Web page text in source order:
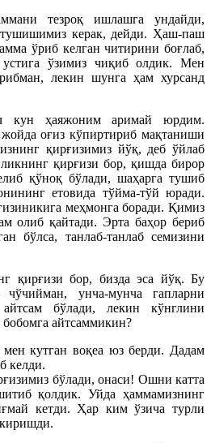
тезроқ ишлашга ундайди,
тушишимиз керак, дейди. Ҳаш-паш
ўриб келган читирини боғлаб,
ўзимиз чиқиб олдик. Мен
лекин шунга ҳам хурсанд
кун ҳаяжоним аримай юрдим.
оғиз кўпиртириб мақтаниши
қирғизимиз йўқ, деб ўйлаб
қирғизи бор, қишда бирор
қўноқ бўлади, шаҳарга тушиб
етовида тўйма-тўй юради.
меҳмонга боради. Қимиз
олиб қайтади. Эрта баҳор бериб
бўлса, танлаб-танлаб семизини
қирғизи бор, бизда эса йўқ. Бу
унча-мунча гапларни
бўлади, лекин кўнглини
айтсаммикин?
кутган воқеа юз берди. Дадам
келди.
бўлади, онаси! Ошни катта
қолдик. Уйда ҳаммамизнинг
кетди. Ҳар ким ўзича турли
киришди.